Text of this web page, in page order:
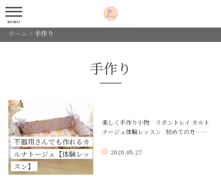
MENU
ホーム > 手作り
手作り
不器用さんでも作れるカ
ルナトージュ【体験レッ
スン】
楽しく手作り小物 リボントレイ カルト
ナージュ体験レッスン 初めての方……
2020.05.27